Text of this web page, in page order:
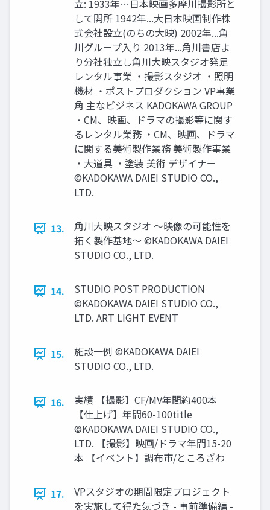
立: 1933年…日本映画多摩川撮影所と
して開所 1942年...大日本映画制作株
式会社設立(のちの大映) 2002年...角
川グループ入り 2013年...角川書店よ
り分社独立し角川大映スタジオ発足
レンタル事業 ・撮影スタジオ ・照明
機材 ・ポストプロダクション VP事業
角 主なビジネス KADOKAWA GROUP
・CM、映画、ドラマの撮影等に関す
るレンタル業務 ・CM、映画、ドラマ
に関する美術製作業務 美術製作事業
・大道具 ・塗装 美術 デザイナー
©KADOKAWA DAIEI STUDIO CO.,
LTD.
13.
角川大映スタジオ ～映像の可能性を
拓く製作基地～ ©KADOKAWA DAIEI
STUDIO CO., LTD.
14.
STUDIO POST PRODUCTION
©KADOKAWA DAIEI STUDIO CO.,
LTD. ART LIGHT EVENT
15.
施設一例 ©KADOKAWA DAIEI
STUDIO CO., LTD.
16.
実績 【撮影】CF/MV年間約400本
【仕上げ】年間60-100title
©KADOKAWA DAIEI STUDIO CO.,
LTD. 【撮影】映画/ドラマ年間15-20
本 【イベント】調布市/ところざわ
17.
VPスタジオの期間限定プロジェクト
を実施して得た気づき - 事前準備編 -